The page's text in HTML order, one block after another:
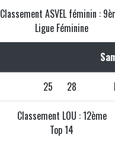
Classement ASVEL féminin :
Ligue Féminine
25 28
Classement LOU : 12ème
Top 14